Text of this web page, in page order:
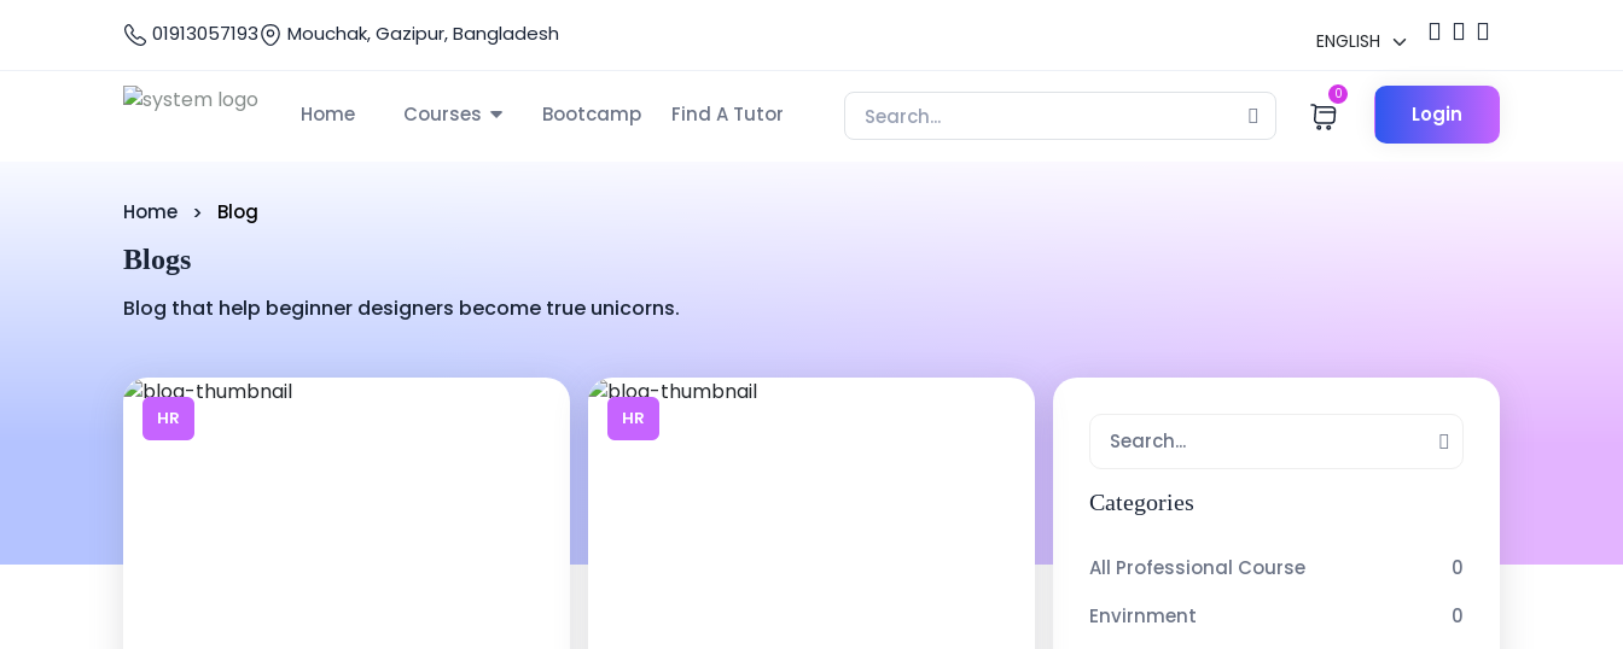
01913057193 Mouchak, Gazipur, Bangladesh
Home Courses Bootcamp Find A Tutor
0
Login
Home Blog
Blogs
Blog that help beginner designers become true unicorns.
HR HR
Categories
All Professional Course
0
Envirnment
0